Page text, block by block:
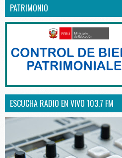
PATRIMONIO
ESCUCHA RADIO EN VIVO 103.7 FM